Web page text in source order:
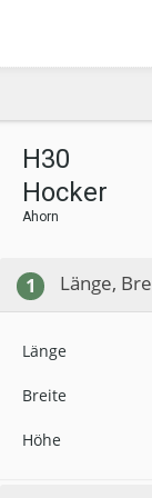
H30
Hocker
Ahorn
1 Länge,
Länge
Breite
Höhe